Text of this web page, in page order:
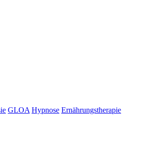
GLOA Hypnose Ernährungstherapie